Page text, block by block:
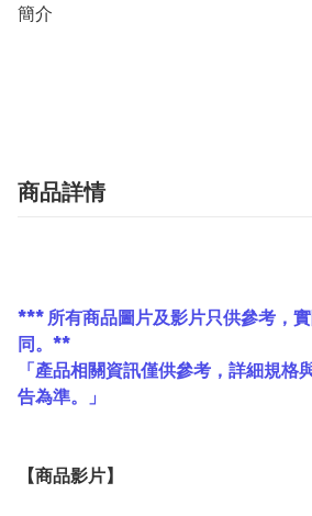
簡介
商品詳情
*** 所有商品圖片及影片只供參考，
同。**
「產品相關資訊僅供參考，詳細規格
告為準。」
【商品影片】